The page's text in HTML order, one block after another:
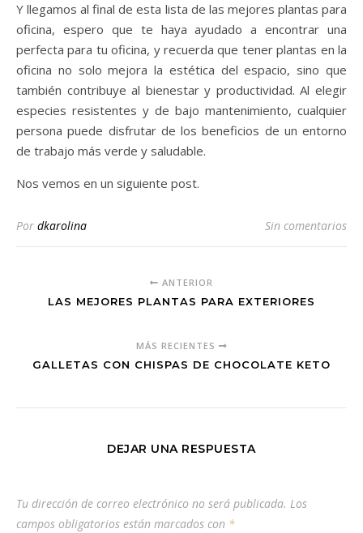
Y llegamos al final de esta lista de las mejores plantas para
oficina, espero que te haya ayudado a encontrar una
perfecta para tu oficina, y recuerda que tener plantas en la
oficina no solo mejora la estética del espacio, sino que
también contribuye al bienestar y productividad. Al elegir
especies resistentes y de bajo mantenimiento, cualquier
persona puede disfrutar de los beneficios de un entorno
de trabajo más verde y saludable.
Nos vemos en un siguiente post.
Por dkarolina Sin comentarios
ANTERIOR
LAS MEJORES PLANTAS PARA EXTERIORES
MÁS RECIENTES
GALLETAS CON CHISPAS DE CHOCOLATE KETO
DEJAR UNA RESPUESTA
Tu dirección de correo electrónico no será publicada. Los
campos obligatorios están marcados con *